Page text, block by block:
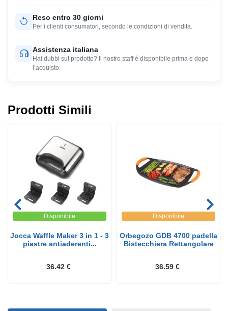
Reso entro 30 giorni
Per i clienti consumatori, secondo le condizioni di vendita.
Assistenza italiana
Hai dubbi sul prodotto? Il nostro staff è disponibile prima e dopo
l’acquisto.
Prodotti Simili
Disponibile
Jocca Waffle Maker 3 in 1 - 3
piastre antiaderenti...
36.42 €
Disponibile
Orbegozo GDB 4700 padella
Bistecchiera Rettangolare
36.59 €